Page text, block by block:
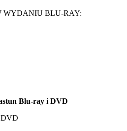
WYDANIU BLU-RAY:
Blu-ray i DVD
DVD